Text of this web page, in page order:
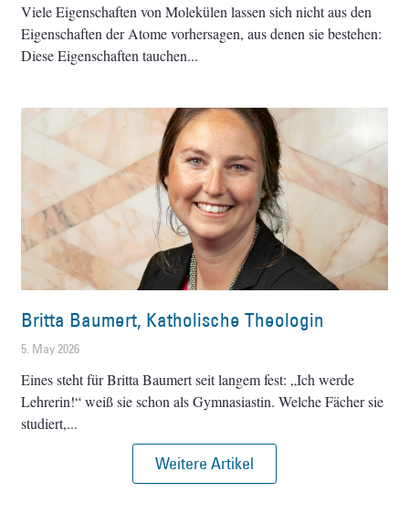
Viele Eigenschaften von Molekülen lassen sich nicht aus den
Eigenschaften der Atome vorhersagen, aus denen sie bestehen:
Diese Eigenschaften tauchen
Britta Baumert, Katholische Theologin
5. May 2026
Eines steht für Britta Baumert seit langem fest: „Ich werde
Lehrerin!“ weiß sie schon als Gymnasiastin. Welche Fächer sie
studiert,
Weitere Artikel